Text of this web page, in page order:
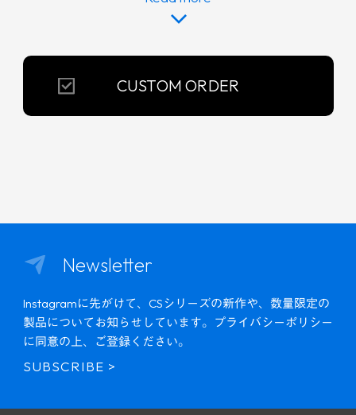
ショルダーにポケットを追加できます。
本体のポケットの有無。またその素材を
お選びいただけます。
センタージップ
15色からお選びいただけます。
その他
オプション［1］
本体サイドジッパーポケット
CUSTOM ORDER
Newsletter
Instagramに先がけて、CSシリーズの新作や、数量限定の
製品についてお知らせしています。 プライバシーポリシー
に同意の上、ご登録ください。
SUBSCRIBE >